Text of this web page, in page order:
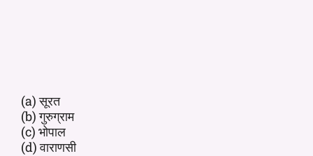
(a) सूरत
(b) गुरुग्राम
(c) भोपाल
(d) वाराणसी